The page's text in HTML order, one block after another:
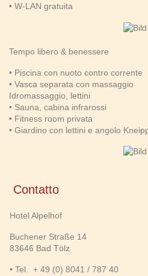
• W-LAN gratuita
Tempo libero & benessere
• Piscina con nuoto contro corrente
• Vasca separata con massaggio
Idromassaggio, lettini
• Sauna, cabina infrarossi
• Fitness room privata
• Giardino con lettini e angolo
Contatto
Hotel Alpelhof
Buchener Straße 14
83646 Bad Tölz
• Tel. + 49 (0) 8041 / 787 40